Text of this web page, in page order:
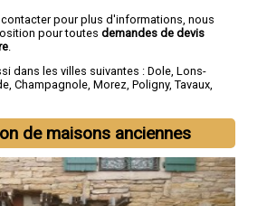
pour plus d'informations, nous
pour toutes demandes de devis
dans les villes suivantes : Dole, Lons-
, Champagnole, Morez, Poligny, Tavaux,
de maisons anciennes